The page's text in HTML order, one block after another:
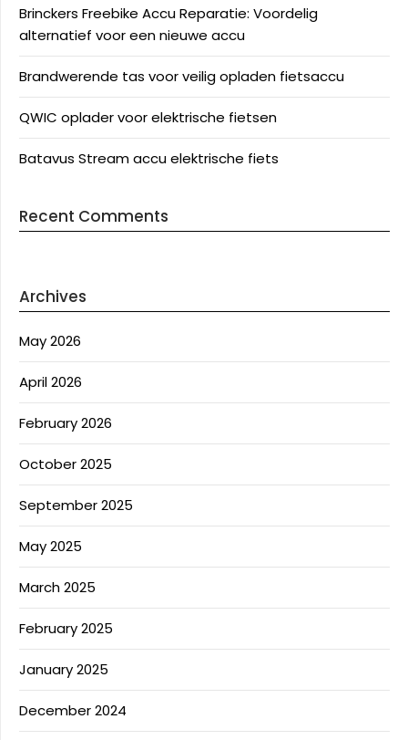
Brinckers Freebike Accu Reparatie: Voordelig
alternatief voor een nieuwe accu
Brandwerende tas voor veilig opladen fietsaccu
QWIC oplader voor elektrische fietsen
Batavus Stream accu elektrische fiets
Recent Comments
Archives
May 2026
April 2026
February 2026
October 2025
September 2025
May 2025
March 2025
February 2025
January 2025
December 2024